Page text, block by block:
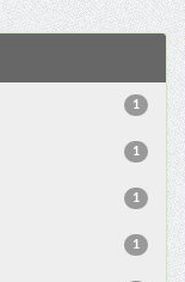
1
1
1
1